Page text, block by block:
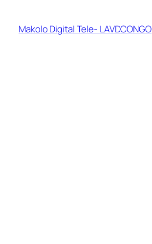
Makolo Digital Tele- LAVDCONGO